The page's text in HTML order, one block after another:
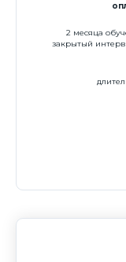
2 месяца
закрытый